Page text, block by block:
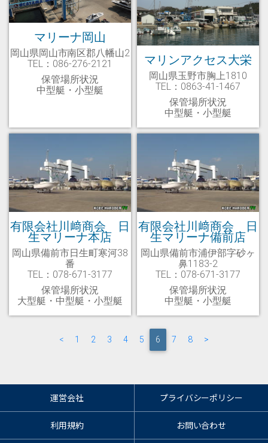
マリーナ岡山
岡山県岡山市南区郡八幡山2
TEL：086-276-2121
保管場所状況
中型艇・小型艇
マリンアクセス大栄
岡山県玉野市胸上1810
TEL：0863-41-1467
保管場所状況
中型艇・小型艇
有限会社川﨑商会 日
生マリーナ本店
岡山県備前市日生町寒河38
番
TEL：078-671-3177
保管場所状況
大型艇・中型艇・小型艇
有限会社川﨑商会 日
生マリーナ備前店
岡山県備前市浦伊部字砂ヶ
鼻1183-2
TEL：078-671-3177
保管場所状況
中型艇・小型艇
< 1 2 3 4 5 (current)
6 7 8 >
運営会社 プライバシーポリシー
利用規約 お問い合わせ